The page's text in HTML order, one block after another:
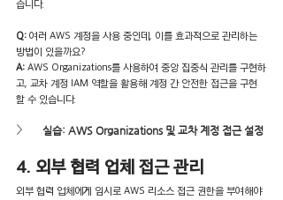
습니다.
Q: 여러 AWS 계정을 사용 중인데, 이를 효과적으로 관리하는
방법이 있을까요?
A: AWS Organizations를 사용하여 중앙 집중식 관리를 구현하
고, 교차 계정 IAM 역할을 활용해 계정 간 안전한 접근을 구현
할 수 있습니다.
실습: AWS Organizations 및 교차 계정 접근 설정
4. 외부 협력 업체 접근 관리
외부 협력 업체에게 임시로 AWS 리소스 접근 권한을 부여해야